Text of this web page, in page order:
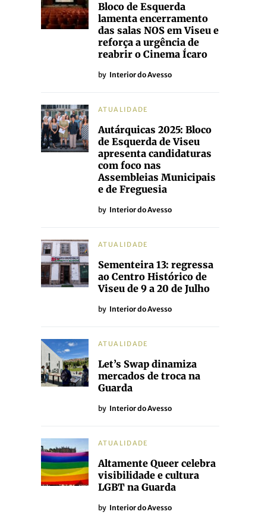
Bloco de Esquerda
lamenta encerramento
das salas NOS em Viseu e
reforça a urgência de
reabrir o Cinema Ícaro
by Interior do Avesso
ATUALIDADE
Autárquicas 2025: Bloco
de Esquerda de Viseu
apresenta candidaturas
com foco nas
Assembleias Municipais
e de Freguesia
by Interior do Avesso
ATUALIDADE
Sementeira 13: regressa
ao Centro Histórico de
Viseu de 9 a 20 de Julho
by Interior do Avesso
ATUALIDADE
Let’s Swap dinamiza
mercados de troca na
Guarda
by Interior do Avesso
ATUALIDADE
Altamente Queer celebra
visibilidade e cultura
LGBT na Guarda
by Interior do Avesso